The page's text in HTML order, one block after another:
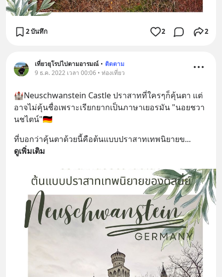
2 บันทึก 2 2
เที่ยวยุโรปไปตามอารมณ์ • ติดตาม
9 ธ.ค. 2022 เวลา 00:06 • ท่องเที่ยว
🏰Neuschwanstein Castle ปราสาท​ที่ใครๆก็​คุ้นตา​ แต่
อาจไม่คุ้นชื่อเพราะ​เรียกยากเป็น​ภาษาเยอรมัน​ "นอยชวา
นชไ​ตน์"🇩🇪
ที่​บอกว่าคุ้นตาด้วยนี้คือ​ต้นแบบปราสาท​เทพนิยาย​ข...
ดูเพิ่มเติม